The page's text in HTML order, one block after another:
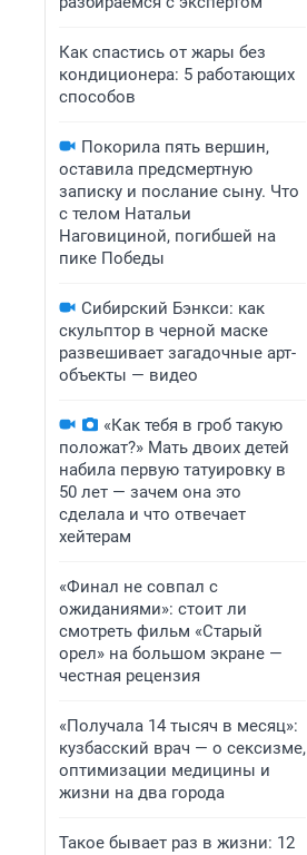
Как спастись от жары без
кондиционера: 5 работающих
способов
Покорила пять вершин,
оставила предсмертную
записку и послание сыну. Что
с телом Натальи
Наговициной, погибшей на
пике Победы
Сибирский Бэнкси: как
скульптор в черной маске
развешивает загадочные арт-
объекты — видео
«Как тебя в гроб такую
положат?» Мать двоих детей
набила первую татуировку в
50 лет — зачем она это
сделала и что отвечает
хейтерам
«Финал не совпал с
ожиданиями»: стоит ли
смотреть фильм «Старый
орел» на большом экране —
честная рецензия
«Получала 14 тысяч в месяц»:
кузбасский врач — о сексизме,
оптимизации медицины и
жизни на два города
Такое бывает раз в жизни: 12